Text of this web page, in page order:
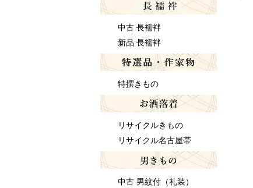
中古 長襦袢
新品 長襦袢
特撰きもの
リサイクルきもの
リサイクル名古屋帯
中古 男紋付（礼装）